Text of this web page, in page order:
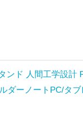
ンド 人間工学設
ダーノートPC/タ